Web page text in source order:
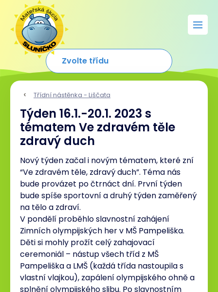
Třídní nástěnka - Liščata
Týden 16.1.-20.1. 2023 s
tématem Ve zdravém těle
zdravý duch
Nový týden začal i novým tématem, které zní
“Ve zdravém těle, zdravý duch”. Téma nás
bude provázet po čtrnáct dní. První týden
bude spíše sportovní a druhý týden zaměřený
na tělo a zdraví.
V pondělí proběhlo slavnostní zahájení
Zimních olympijských her v MŠ Pampeliška.
Děti si mohly prožít celý zahajovací
ceremoniál – nástup všech tříd z MŠ
Pampeliška a LMŠ (každá třída nastoupila s
vlastní vlajkou), zapálení olympijského ohně a
splnění olympijského slibu. Po slavnostním